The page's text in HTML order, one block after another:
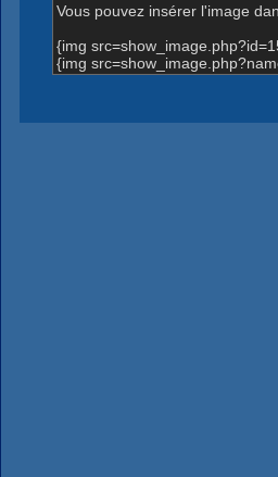
Vous pouvez insérer l'image
{img
{img